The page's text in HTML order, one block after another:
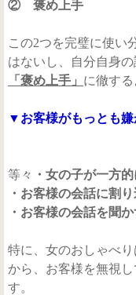
② 褒め上手
この2つを完璧に使い
はないし、自分自身の
「褒め上手」 に徹する
▼お客様がもっとも嫌
等々 ・女の子が一方
・お客様の会話に割
・お客様の会話を聞
特に、女のおしゃべ
から、お客様を無視
す。